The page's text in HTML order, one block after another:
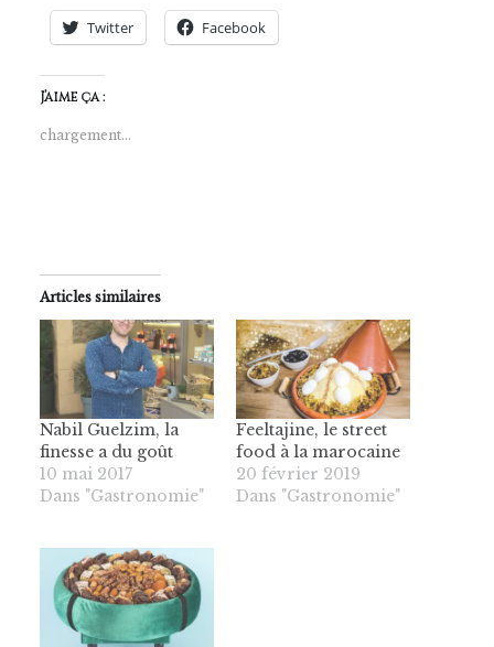
Twitter Facebook
J’aime ça :
chargement…
Articles similaires
Nabil Guelzim, la
finesse a du goût
10 mai 2017
Dans "Gastronomie"
Feeltajine, le street
food à la marocaine
20 février 2019
Dans "Gastronomie"